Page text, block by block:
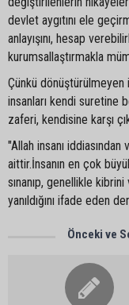
devlet aygıtını ele
anlayışını, hesap
kurumsallaştırmakla
Çünkü dönüştürülmeyen
insanları kendi suretine
zaferi, kendisine karşı
"Allah insanı
aittir.İnsanın en çok
sınanıp, genellikle
yanıldığını ifade eden
Önceki ve